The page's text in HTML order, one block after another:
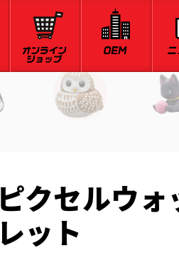
ピクセルウ
レット